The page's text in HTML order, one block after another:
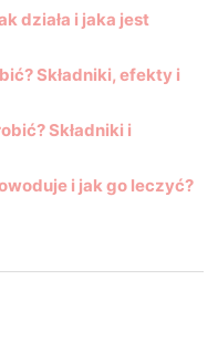
działa i jaka jest
Składniki, efekty i
Składniki i
i jak go leczyć?